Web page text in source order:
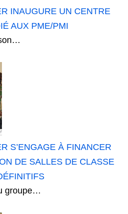
INAUGURE UN CENTRE
AUX PME/PMI
S’ENGAGE À FINANCER
DE SALLES DE CLASSE
groupe…